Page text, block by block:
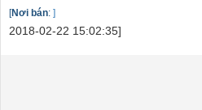
[Nơi bán: ]
2018-02-22 15:02:35]